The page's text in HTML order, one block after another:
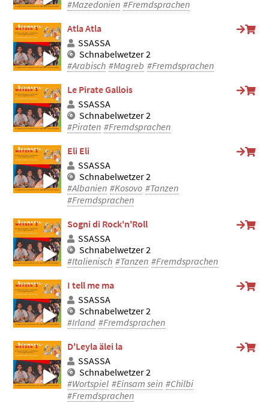
#Mazedonien #Fremdsprachen
Atla Atla
SSASSA
Schnabelwetzer 2
#Arabisch #Magreb #Fremdsprachen
Le Pirate Gallois
SSASSA
Schnabelwetzer 2
#Piraten #Fremdsprachen
Eli Eli
SSASSA
Schnabelwetzer 2
#Albanien #Kosovo #Tanzen
#Fremdsprachen
Sogni di Rock'n'Roll
SSASSA
Schnabelwetzer 2
#Italienisch #Tanzen #Fremdsprachen
I tell me ma
SSASSA
Schnabelwetzer 2
#Irland #Fremdsprachen
D'Leyla älei la
SSASSA
Schnabelwetzer 2
#Wortspiel #Einsam sein #Chilbi
#Fremdsprachen